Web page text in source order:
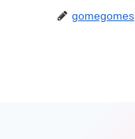
gomegomes